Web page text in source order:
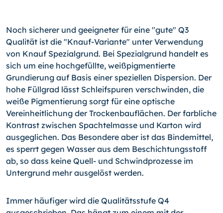
Noch sicherer und geeigneter für eine "gute" Q3
Qualität ist die "Knauf-Variante" unter Verwendung
von Knauf Spezialgrund. Bei Spezialgrund handelt es
sich um eine hochgefüllte, weißpigmentierte
Grundierung auf Basis einer speziellen Dispersion. Der
hohe Füllgrad lässt Schleifspuren verschwinden, die
weiße Pigmentierung sorgt für eine optische
Vereinheitlichung der Trockenbauflächen. Der farbliche
Kontrast zwischen Spachtelmasse und Karton wird
ausgeglichen. Das Besondere aber ist das Bindemittel,
es sperrt gegen Wasser aus dem Beschichtungsstoff
ab, so dass keine Quell- und Schwindprozesse im
Untergrund mehr ausgelöst werden.
Immer häufiger wird die Qualitätsstufe Q4